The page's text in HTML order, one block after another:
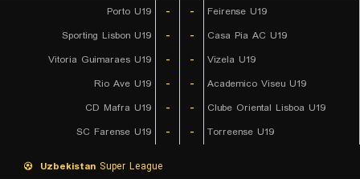
Porto U19
- -
Feirense U19
Sporting Lisbon U19
- -
Casa Pia AC U19
Vitoria Guimaraes U19
- -
Vizela U19
Rio Ave U19
- -
Academico Viseu U19
CD Mafra U19
- -
Clube Oriental Lisboa U19
SC Farense U19
- - Torreense U19
Uzbekistan Super League